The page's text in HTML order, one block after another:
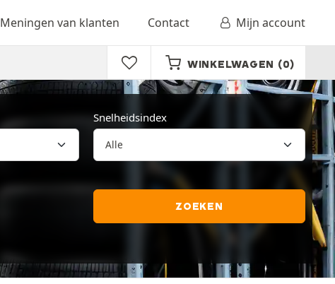
Meningen van klanten Contact Mijn account
WINKELWAGEN (0)
Snelheidsindex
ZOEKEN